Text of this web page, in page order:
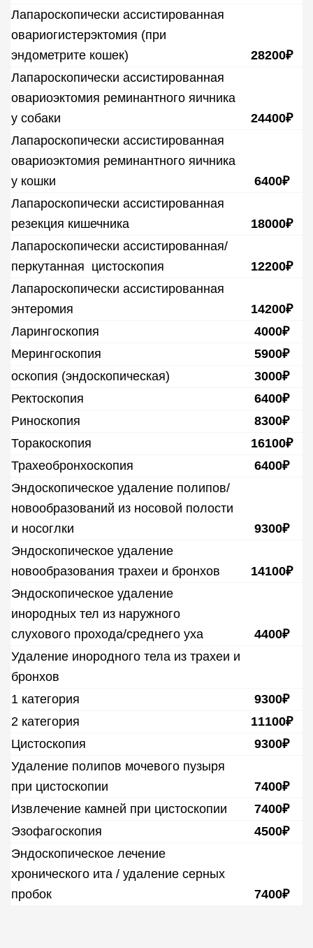
Лапароскопически ассистированная
овариогистерэктомия (при
эндометрите кошек)
28200₽
Лапароскопически ассистированная
овариоэктомия реминантного яичника
у собаки
24400₽
Лапароскопически ассистированная
овариоэктомия реминантного яичника
у кошки
6400₽
Лапароскопически ассистированная
резекция кишечника
18000₽
Лапароскопически ассистированная/
перкутанная цистоскопия
12200₽
Лапароскопически ассистированная
энтеромия
14200₽
Ларингоскопия
4000₽
Мерингоскопия
5900₽
оскопия (эндоскопическая)
3000₽
Ректоскопия
6400₽
Риноскопия
8300₽
Торакоскопия
16100₽
Трахеобронхоскопия
6400₽
Эндоскопическое удаление полипов/
новообразований из носовой полости
и носоглки
9300₽
Эндоскопическое удаление
новообразования трахеи и бронхов
14100₽
Эндоскопическое удаление
инородных тел из наружного
слухового прохода/среднего уха
4400₽
Удаление инородного тела из трахеи и
бронхов
1 категория
9300₽
2 категория
11100₽
Цистоскопия
9300₽
Удаление полипов мочевого пузыря
при цистоскопии
7400₽
Извлечение камней при цистоскопии
7400₽
Эзофагоскопия
4500₽
Эндоскопическое лечение
хронического ита / удаление серных
пробок
7400₽